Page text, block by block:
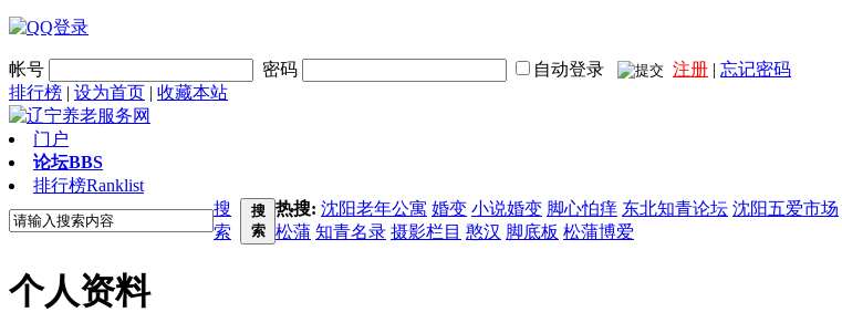
帐号 密码 自动登录 注册 | 忘记密码
排行榜 | 设为首页 | 收藏本站
门户
论坛BBS
排行榜Ranklist
搜
索
搜
索
热搜: 沈阳老年公寓 婚变 小说婚变 脚心怕痒 东北知青论坛 沈阳五爱市场
松蒲 知青名录 摄影栏目 憨汉 脚底板 松蒲博爱
个人资料